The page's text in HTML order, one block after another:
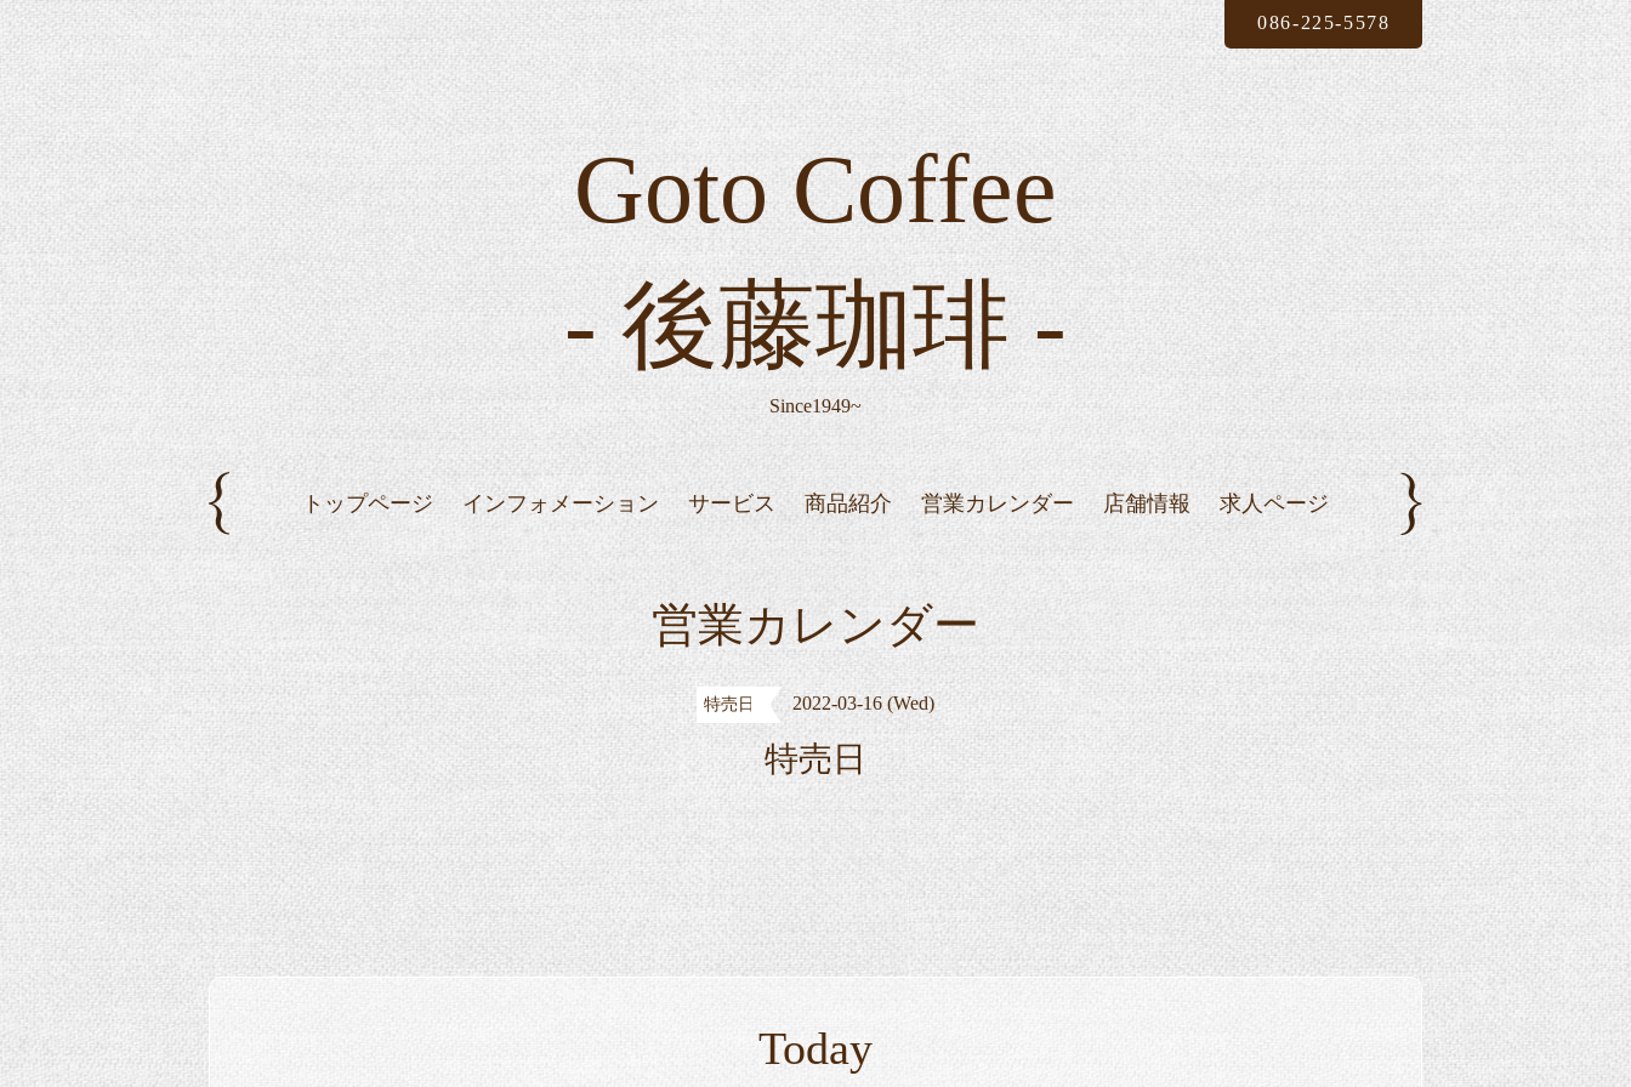
Goto Coffee
- 後藤珈琲 -
Since1949~
086-225-5578
トップページ インフォメーション サービス 商品紹介 営業カレンダー 店舗情報 求人ページ
営業カレンダー
特売日 2022-03-16 (Wed)
特売日
Today